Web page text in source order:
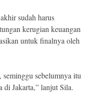
sudah harus
kerugian keuangan
untuk finalnya oleh
sebelumnya itu
di Jakarta,” lanjut Sila.